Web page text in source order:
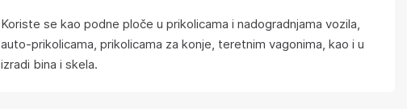
Koriste se kao podne ploče u prikolicama i nadogradnjama vozila,
auto-prikolicama, prikolicama za konje, teretnim vagonima, kao i u
izradi bina i skela.